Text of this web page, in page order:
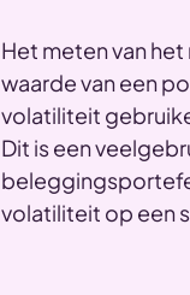
Het meten van
waarde van een
volatiliteit
Dit is een
volatiliteit op een